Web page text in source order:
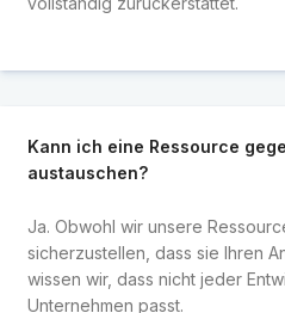
Kann ich eine Ressource
austauschen?
Ja. Obwohl wir unsere
sicherzustellen, dass sie Ihren
wissen wir, dass nicht jeder
Unternehmen passt.